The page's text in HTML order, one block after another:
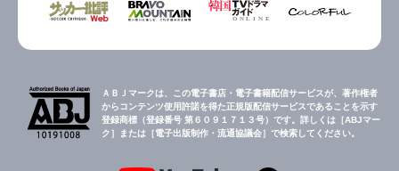
ＡＢＪマークは、この電子書店・電子書籍配信サービスが、著作権者
からコンテンツ使用許諾を得た正規版配信サービスであることを示す
登録商標（登録番号 第６０９１７１３号）です。詳しくは［ABJマー
ク］または［電子出版制作・流通協議会］で検索してください。